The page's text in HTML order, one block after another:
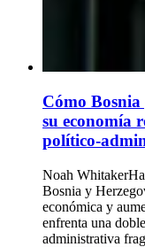
Cómo
su economía
político-
Noah Whitaker
Bosnia y
económica y
enfrenta una
administrativa